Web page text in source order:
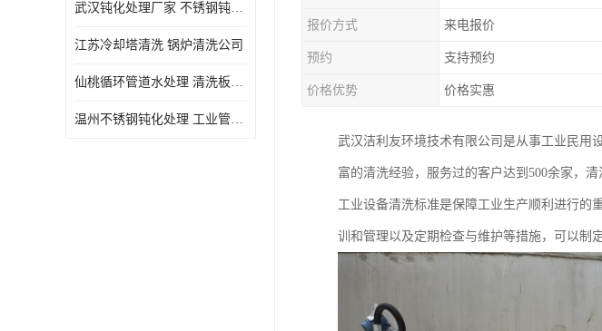
武汉钝化处理厂家 不锈钢钝化公司
江苏冷却塔清洗 锅炉清洗公司
仙桃循环管道水处理 清洗板式换热器公司 服务好
温州不锈钢钝化处理 工业管道清洗公司 20年行业经验
报价方式 来电报价
预约 支持预约
价格优势 价格实惠
武汉洁利友环境技术有限公司是从事工业民用
富的清洗经验，服务过的客户达到500余家，清
工业设备清洗标准是保障工业生产顺利进行的
训和管理以及定期检查与维护等措施，可以制